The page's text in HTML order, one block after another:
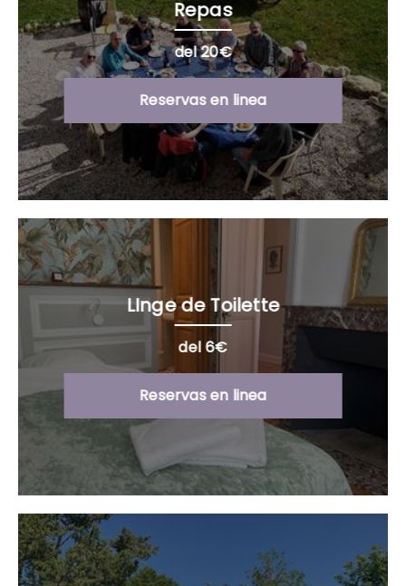
Repas
del 20€
Reservas en linea
LInge de Toilette
del 6€
Reservas en linea